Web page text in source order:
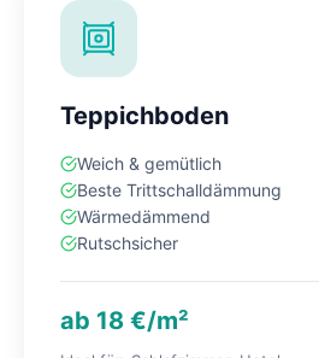
Teppichboden
Weich & gemütlich
Beste Trittschalldämmung
Wärmedämmend
Rutschsicher
ab 18 €/m²